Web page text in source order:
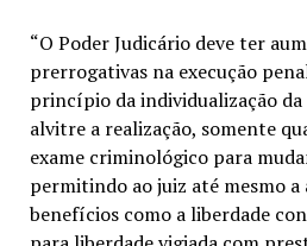
“O Poder Judicário deve ter
prerrogativas na execução
princípio da individualização da
alvitre a realização, somente
exame criminológico para
permitindo ao juiz até mesmo a
benefícios como a liberdade